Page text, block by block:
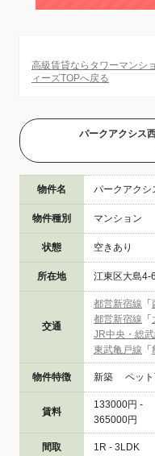
高級賃貸ならタワーマンシ
ィーズTOPへ戻る
パークアクシス
物件名 パークアクシ
物件種別 マンション
状態 空きあり
所在地 江東区大島4-
交通
都営新宿線 「
都営新宿線 「
JR中央・総
東武亀戸線 「
物件特徴 新築 ペッ
賃料
133000円 -
365000円
間取 1R - 3LDK